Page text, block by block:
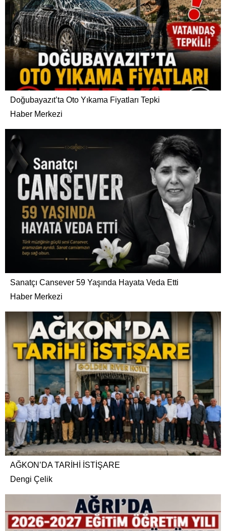
Doğubayazıt’ta Oto Yıkama Fiyatları Tepki
Haber Merkezi
Sanatçı Cansever 59 Yaşında Hayata Veda Etti
Haber Merkezi
AĞKON’DA TARİHİ İSTİŞARE
Dengi Çelik